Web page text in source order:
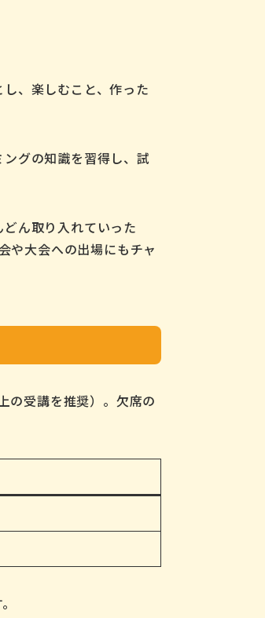
、楽しむこと、作った
グの知識を習得し、試
ん取り入れていった
や大会への出場にもチャ
の受講を推奨）。欠席の